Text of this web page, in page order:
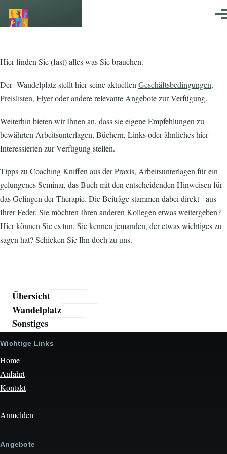
Hier finden Sie (fast) alles was Sie brauchen.
Der Wandelplatz stellt hier seine aktuellen Geschäftsbedingungen,
Preislisten, Flyeroder andere relevante Angebote zur Verfügung.
Weiterhin bieten wir Ihnen an, dass sie eigene Empfehlungen zu
bewährten Arbeitsunterlagen, Büchern, Links oder ähnliches hier
Interessierten zur Verfügung stellen.
Tipps zu Coaching Kniffen aus der Praxis, Arbeitsunterlagen für ein
gelungenes Seminar, das Buch mit den entscheidenden Hinweisen für
das Gelingen der Therapie. Die Beiträge stammen dabei direkt - aus
Ihrer Feder. Sie möchten Ihren anderen Kollegen etwas weitergeben?
Hier können Sie es tun. Sie kennen jemanden, der etwas wichtiges zu
sagen hat? Schicken Sie Ihn doch zu uns.
MenüÜbersicht
Wandelplatz
Sonstiges
Wichtige Links
Home
Anfahrt
Kontakt
Anmelden
Angebote